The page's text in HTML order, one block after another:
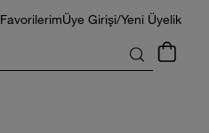
FavorilerimÜye Girişi/Yeni Üyelik